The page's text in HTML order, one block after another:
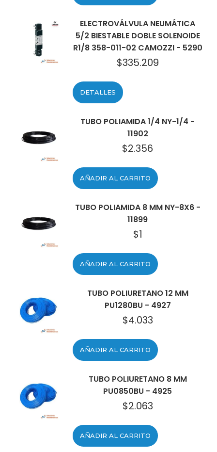
ELECTROVÁLVULA NEUMÁTICA
5/2 BIESTABLE DOBLE SOLENOIDE
R1/8 358-011-02 CAMOZZI - 5290
$335.209
DETALLES
TUBO POLIAMIDA 1/4 NY-1/4 -
11902
$2.356
AÑADIR AL CARRITO
TUBO POLIAMIDA 8 MM NY-8X6 -
11899
$1
AÑADIR AL CARRITO
TUBO POLIURETANO 12 MM
PU1280BU - 4927
$4.033
AÑADIR AL CARRITO
TUBO POLIURETANO 8 MM
PU0850BU - 4925
$2.063
AÑADIR AL CARRITO